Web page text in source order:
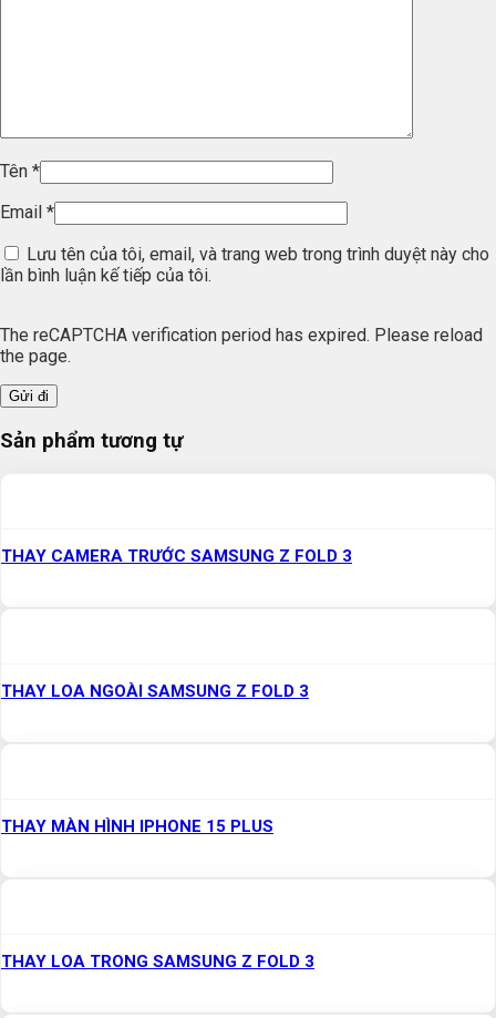
Tên *
Email *
Lưu tên của tôi, email, và trang web trong trình duyệt này cho
lần bình luận kế tiếp của tôi.
The reCAPTCHA verification period has expired. Please reload
the page.
Sản phẩm tương tự
THAY CAMERA TRƯỚC SAMSUNG Z FOLD 3
THAY LOA NGOÀI SAMSUNG Z FOLD 3
THAY MÀN HÌNH IPHONE 15 PLUS
THAY LOA TRONG SAMSUNG Z FOLD 3